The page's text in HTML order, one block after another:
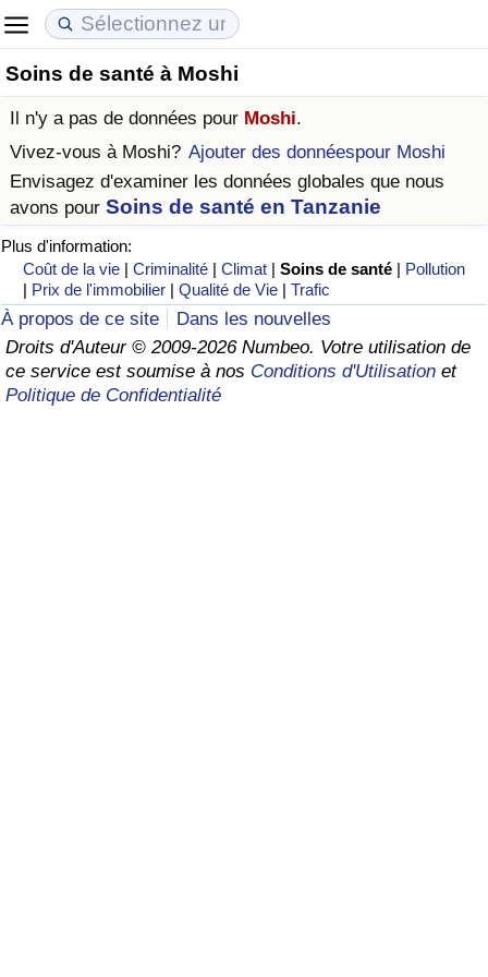
Soins de santé à Moshi
Il n'y a pas de données pour Moshi.
Vivez-vous à Moshi? Ajouter des donnéespour Moshi
Envisagez d'examiner les données globales que nous
avons pour Soins de santé en Tanzanie
Plus d'information:
Coût de la vie |Criminalité |Climat |Soins de santé | Pollution
| Prix de l'immobilier |Qualité de Vie |Trafic
À propos de ce site
Dans les nouvelles
Droits d'Auteur © 2009-2026 Numbeo. Votre utilisation de
ce service est soumise à nos Conditions d'Utilisation et
Politique de Confidentialité
Coût de la vie
Indice du Coût de la Vie
Indice du coût de la vie par pays
à Akaba
Prix de l'immobilier
Indice des Prix de l'immobilier
Indice des Prix de l'immobilier par Pays
Qualité de Vie
Indice de Qualité de Vie (Actuel)
Indice de qualité de vie par pays
Criminalité
Indice de Criminalité (Actuel)